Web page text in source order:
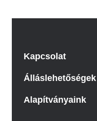
Kapcsolat
Álláslehetőségek
Alapítványaink